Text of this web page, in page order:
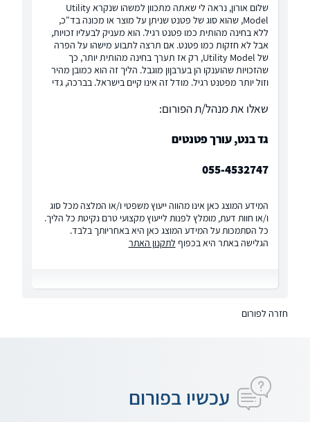
שלום אורון, נראה לי שאתה מתכוון למשהו שנקרא Utility
Model, שהוא סוג של פטנט שניתן על מוצר או מכונה בד"כ,
ללא בחינה מהותית כמו פטנט רגיל. הוא מעניק לבעליו זכויות,
אבל לא חזקות כמו פטנט. אם תרצה לתבוע מישהו על הפרה
של Utility Model, רק אז תערך בחינה מהותית יותר, כך
שהזכויות שהוענקו הן בערבןון מוגבל. הליך זה הוא כמובן מהיר
וזול יותר מפטנט רגיל. מודל זה אינו קיים בישראל. בברכה, גדי
שאלו את מנהל/ת הפורום:
גד בנט, עורך פטנטים
055-4532747
המידע המוצג כאן אינו מהווה ייעוץ משפטי ו/או המלצה מכל סוג
ו/או חוות דעת, מומלץ לפנות לייעוץ מקצועי טרם נקיטת כל הליך.
כל הסתמכות על המידע המוצג כאן היא באחריותך בלבד.
הגלישה באתר היא בכפוף לתקנון האתר
חזרה לפורום
עכשיו בפורום